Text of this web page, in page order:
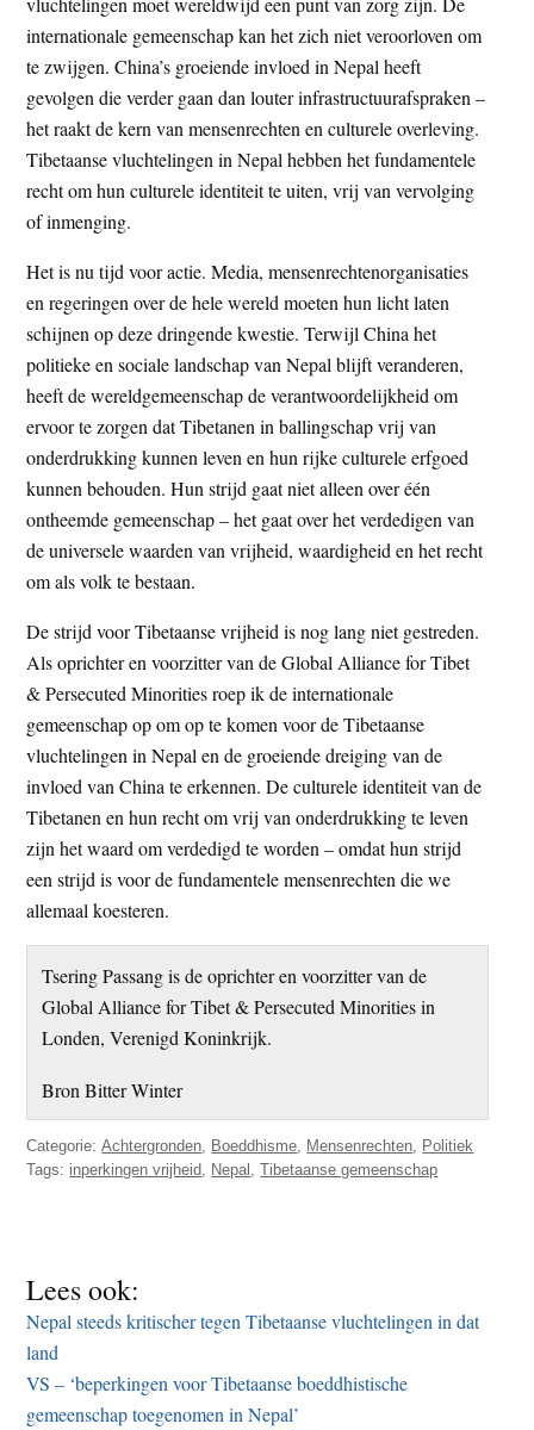
internationale gemeenschap kan het zich niet veroorloven om
te zwijgen. China’s groeiende invloed in Nepal heeft
gevolgen die verder gaan dan louter infrastructuurafspraken –
het raakt de kern van mensenrechten en culturele overleving.
Tibetaanse vluchtelingen in Nepal hebben het fundamentele
recht om hun culturele identiteit te uiten, vrij van vervolging
of inmenging.
Het is nu tijd voor actie. Media, mensenrechtenorganisaties
en regeringen over de hele wereld moeten hun licht laten
schijnen op deze dringende kwestie. Terwijl China het
politieke en sociale landschap van Nepal blijft veranderen,
heeft de wereldgemeenschap de verantwoordelijkheid om
ervoor te zorgen dat Tibetanen in ballingschap vrij van
onderdrukking kunnen leven en hun rijke culturele erfgoed
kunnen behouden. Hun strijd gaat niet alleen over één
ontheemde gemeenschap – het gaat over het verdedigen van
de universele waarden van vrijheid, waardigheid en het recht
om als volk te bestaan.
De strijd voor Tibetaanse vrijheid is nog lang niet gestreden.
Als oprichter en voorzitter van de Global Alliance for Tibet
& Persecuted Minorities roep ik de internationale
gemeenschap op om op te komen voor de Tibetaanse
vluchtelingen in Nepal en de groeiende dreiging van de
invloed van China te erkennen. De culturele identiteit van de
Tibetanen en hun recht om vrij van onderdrukking te leven
zijn het waard om verdedigd te worden – omdat hun strijd
een strijd is voor de fundamentele mensenrechten die we
allemaal koesteren.
Tsering Passang is de oprichter en voorzitter van de
Global Alliance for Tibet & Persecuted Minorities in
Londen, Verenigd Koninkrijk.
Bron Bitter Winter
Categorie:Achtergronden Boeddhisme Mensenrechten Politiek
Tags: inperkingen vrijheid Nepal ,Tibetaanse gemeenschap
Lees ook:
Nepal steeds kritischer tegen Tibetaanse vluchtelingen in dat
land
VS – ‘beperkingen voor Tibetaanse boeddhistische
gemeenschap toegenomen in Nepal’